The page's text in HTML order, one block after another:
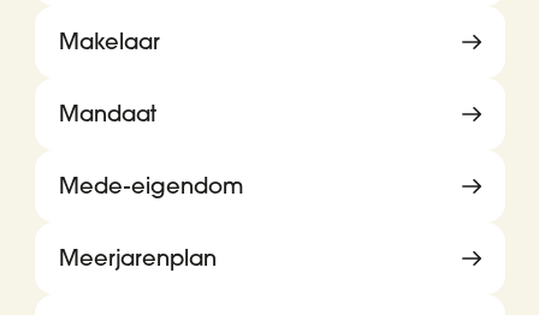
Makelaar
Mandaat
Mede-eigendom
Meerjarenplan